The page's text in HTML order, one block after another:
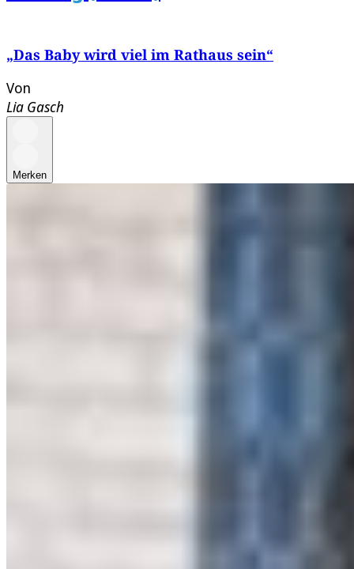
„Das Baby wird viel im Rathaus sein“
Von
Lia Gasch
Merken